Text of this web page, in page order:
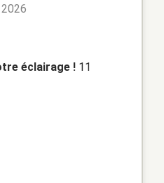
éclairage ! 11